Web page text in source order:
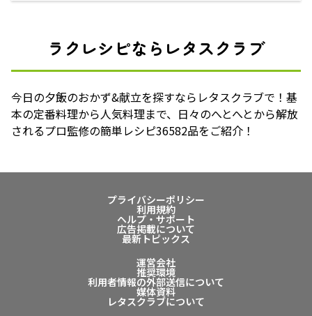
ラクレシピならレタスクラブ
今日の夕飯のおかず&献立を探すならレタスクラブで！基
本の定番料理から人気料理まで、日々のへとへとから解放
されるプロ監修の簡単レシピ36582品をご紹介！
プライバシーポリシー
利用規約
ヘルプ・サポート
広告掲載について
最新トピックス
運営会社
推奨環境
利用者情報の外部送信について
媒体資料
レタスクラブについて